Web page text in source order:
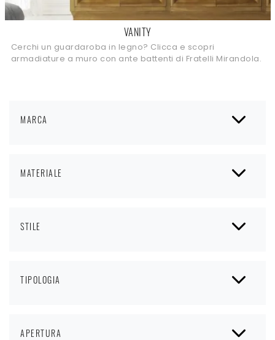
MARCA
MATERIALE
STILE
TIPOLOGIA
APERTURA
VANITY
Cerchi un guardaroba in legno? Clicca e scopri
armadiature a muro con ante battenti di Fratelli Mirandola.